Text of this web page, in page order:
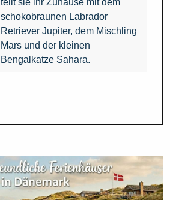
teilt sie ihr Zuhause mit dem
schokobraunen Labrador
Retriever Jupiter, dem Mischling
Mars und der kleinen
Bengalkatze Sahara.